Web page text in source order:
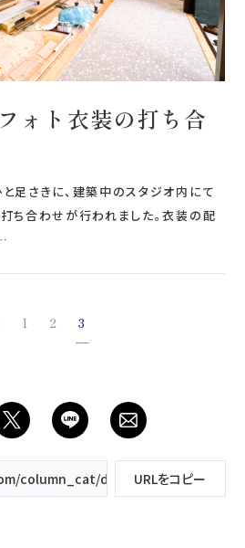
ォト衣装の打ち合
足さきに、建築中のスタジオ内にて
ち合わせが行われました。衣装の配
1 2 3
column_cat/dress/page/3/
URLをコピー